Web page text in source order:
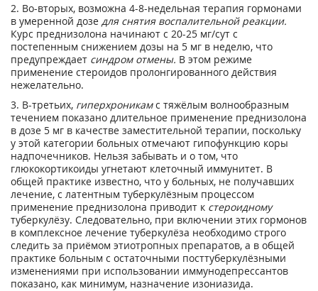
2. Во-вторых, возможна 4-8-недельная терапия гормонами
в умеренной дозе для снятия воспалительной реакции.
Курс преднизолона начинают с 20-25 мг/сут с
постепенным снижением дозы на 5 мг в неделю, что
предупреждает синдром отмены. В этом режиме
применение стероидов пролонгированного действия
нежелательно.
3. В-третьих, гиперхроникамс тяжёлым волнообразным
течением показано длительное применение преднизолона
в дозе 5 мг в качестве заместительной терапии, поскольку
у этой категории больных отмечают гипофункцию коры
надпочечников. Нельзя забывать и о том, что
глюкокортикоиды угнетают клеточный иммунитет. В
общей практике известно, что у больных, не получавших
лечение, с латентным туберкулёзным процессом
применение преднизолона приводит к стероидному
туберкулёзу. Следовательно, при включении этих гормонов
в комплексное лечение туберкулёза необходимо строго
следить за приёмом этиотропных препаратов, а в общей
практике больным с остаточными посттуберкулёзными
изменениями при использовании иммунодепрессантов
показано, как минимум, назначение изониазида.